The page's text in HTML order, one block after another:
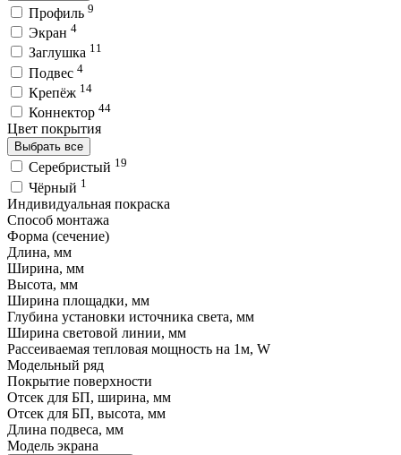
Профиль 9
Экран 4
Заглушка 11
Подвес 4
Крепёж 14
Коннектор 44
Цвет покрытия
Выбрать все
Серебристый 19
Чёрный 1
Индивидуальная покраска
Способ монтажа
Форма (сечение)
Длина, мм
Ширина, мм
Высота, мм
Ширина площадки, мм
Глубина установки источника света, мм
Ширина световой линии, мм
Рассеиваемая тепловая мощность на 1м, W
Модельный ряд
Покрытие поверхности
Отсек для БП, ширина, мм
Отсек для БП, высота, мм
Длина подвеса, мм
Модель экрана